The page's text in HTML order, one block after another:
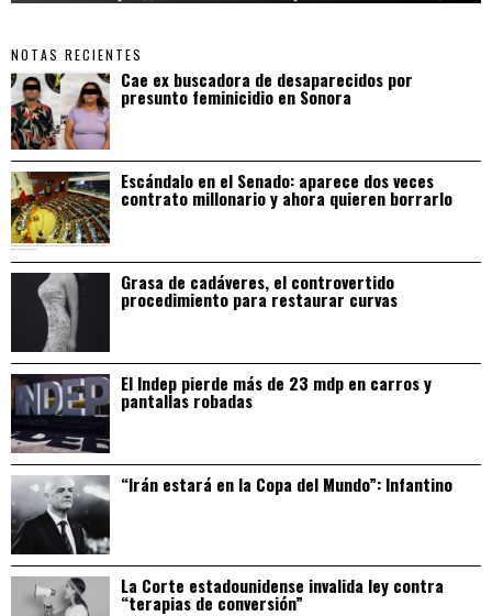
NOTAS RECIENTES
Cae ex buscadora de desaparecidos por
presunto feminicidio en Sonora
Escándalo en el Senado: aparece dos veces
contrato millonario y ahora quieren borrarlo
Grasa de cadáveres, el controvertido
procedimiento para restaurar curvas
El Indep pierde más de 23 mdp en carros y
pantallas robadas
“Irán estará en la Copa del Mundo”: Infantino
La Corte estadounidense invalida ley contra
“terapias de conversión”